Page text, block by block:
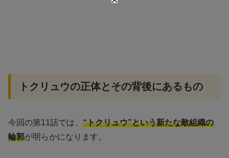
トクリュウの正体とその背後にあるもの
今回の第11話では、 “トクリュウ”という新たな敵組織の
輪郭が明らかになります。